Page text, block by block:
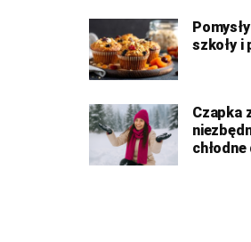
szkoły i
Czapka
chłodne